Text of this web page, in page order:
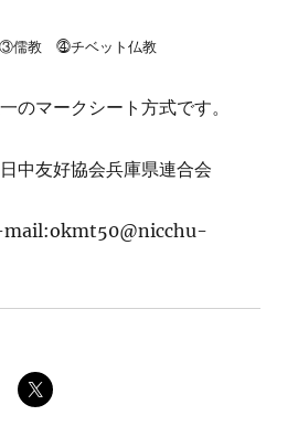
教 ⓸チベット仏教
のマークシート方式です。
中友好協会兵庫県連合会